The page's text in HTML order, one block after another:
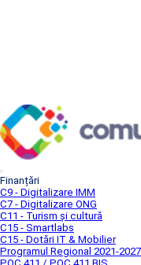
Finanțări
C9 - Digitalizare IMM
C7 - Digitalizare ONG
C11 - Turism și cultură
C15 - Smartlabs
C15 - Dotări IT & Mobilier
Programul Regional 2021-2027